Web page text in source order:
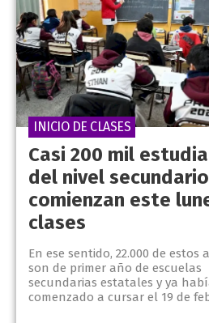
Casi 200 mil
del nivel secundario
comienzan este
clases
En ese sentido, 22.000 de estos
son de primer año de escuelas
secundarias estatales y ya
comenzado a cursar el 19 de
INICIO DE CLASES